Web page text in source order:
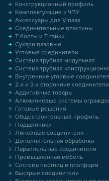
Конструкционный профиль
Комплектующие к ЧПУ
Аксессуары для V-паза
Соединительные пластины
Т-болты и Т-гайки
Сухари пазовые
Угловые соединители
Система трубная модульная
Система трубная
Внутренние угловые
2-х и 3-х сторонние соединители
Аддитивные товары
Алюминиевые системы
Готовые решения
Общестроительный профиль
Подшипники
Линейные соединители
Дополнительная обработка
Параллельные соединители
Промышленная мебель
Система лестниц и платформ
Быстрые соединители